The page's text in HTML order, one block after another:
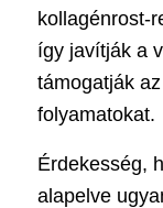
kollagénrost-
így javítják a
támogatják
folyamatokat.
Érdekesség,
alapelve